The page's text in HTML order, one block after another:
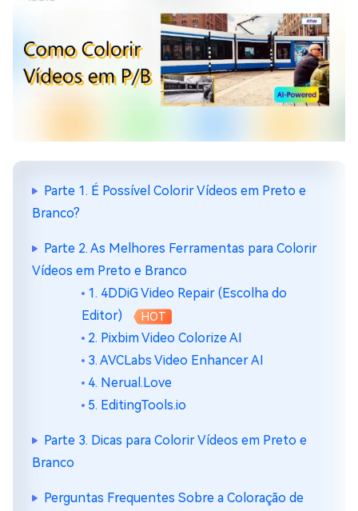
Parte 1. É Possível Colorir Vídeos em Preto e
Branco?
Parte 2. As Melhores Ferramentas para Colorir
Vídeos em Preto e Branco
1. 4DDiG Video Repair (Escolha do
Editor)
HOT
2. Pixbim Video Colorize AI
3. AVCLabs Video Enhancer AI
4. Nerual.Love
5. EditingTools.io
Parte 3. Dicas para Colorir Vídeos em Preto e
Branco
Perguntas Frequentes Sobre a Coloração de